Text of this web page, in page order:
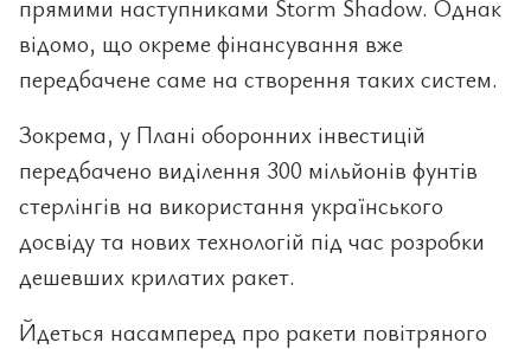
прямими наступниками Storm Shadow. Однак
відомо, що окреме фінансування вже
передбачене саме на створення таких систем.
Зокрема, у Плані оборонних інвестицій
передбачено виділення 300 мільйонів фунтів
стерлінгів на використання українського
досвіду та нових технологій під час розробки
дешевших крилатих ракет.
Йдеться насамперед про ракети повітряного